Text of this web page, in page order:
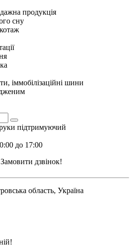
продукція
сну
іммобілізаційні шини
підтримуючий
до 17:00
Замовити дзвінок!
область, Україна